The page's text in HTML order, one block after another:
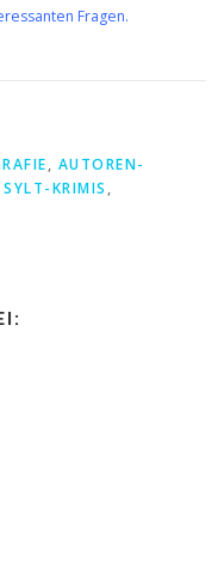
Fragen.
, AUTOREN-
SYLT-KRIMIS ,